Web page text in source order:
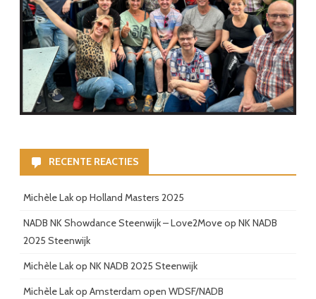
RECENTE REACTIES
Michèle Lakop Holland Masters 2025
NADB NK Showdance Steenwijk – Love2Moveop NK NADB
2025 Steenwijk
Michèle Lakop NK NADB 2025 Steenwijk
Michèle Lakop Amsterdam open WDSF/NADB